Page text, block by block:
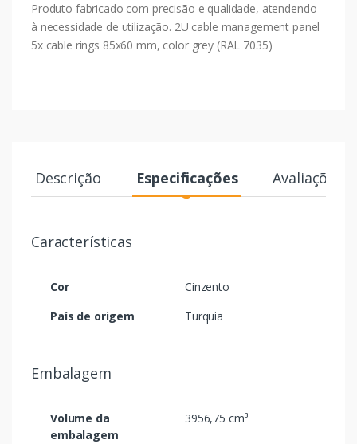
Produto fabricado com precisão e qualidade, atendendo
à necessidade de utilização. 2U cable management panel
5x cable rings 85x60 mm, color grey (RAL 7035)
Descrição Especificações Avaliações
Características
Cor
Cinzento
País de origem
Turquia
Embalagem
Volume da
embalagem
3956,75 cm³